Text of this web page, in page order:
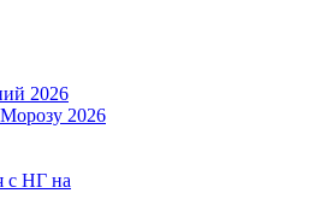
2026
2026
с НГ на